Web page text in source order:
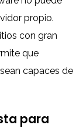
propio.
con gran
que
capaces de
para